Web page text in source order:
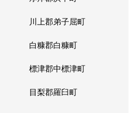
川上郡弟子屈町
白糠郡白糠町
標津郡中標津町
目梨郡羅臼町